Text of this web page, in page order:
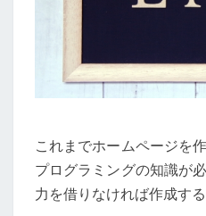
これまでホームページを
プログラミングの知識が
力を借りなければ作成す